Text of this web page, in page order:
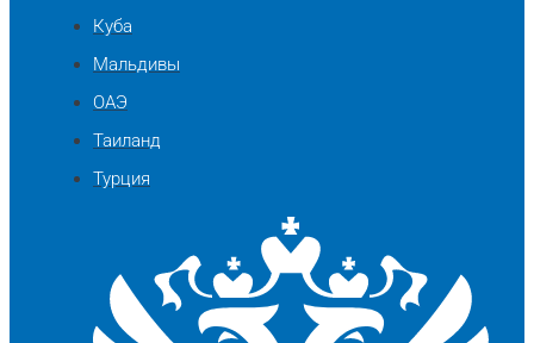
Куба
Мальдивы
ОАЭ
Таиланд
Турция